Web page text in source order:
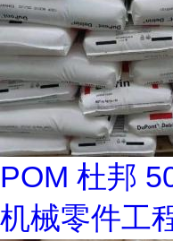
POM 杜邦
机械零件工